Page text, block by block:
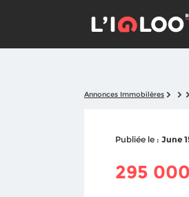
Annonces Immobilères
Publiée le : June
295